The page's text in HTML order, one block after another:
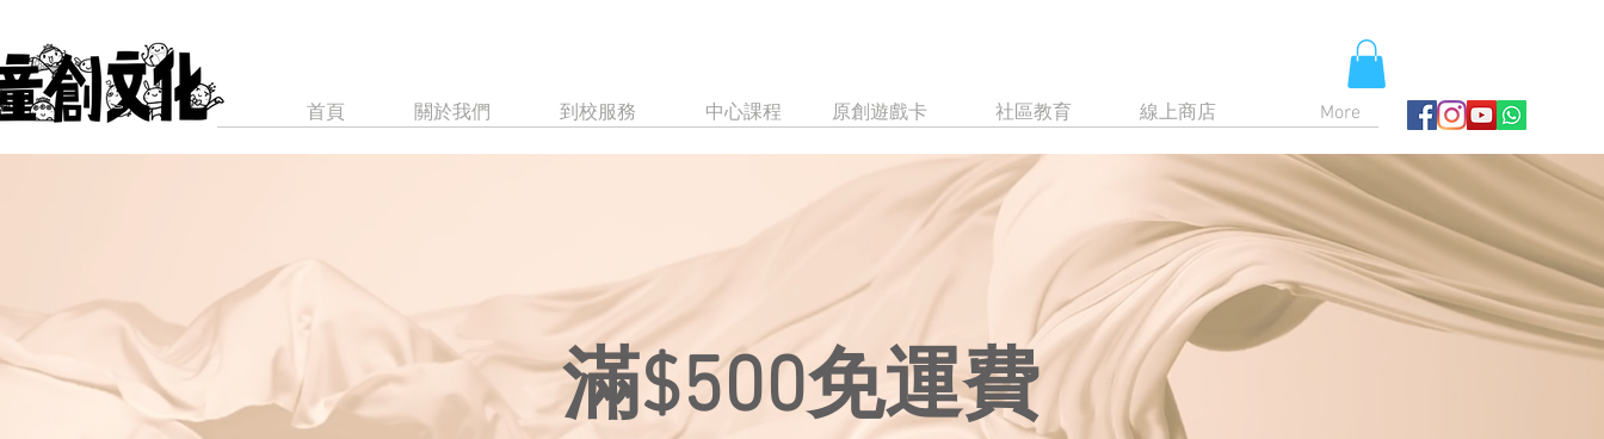
首頁 關於我們 到校服務 中心課程 原創遊戲卡 社區教育 線上商店 More
​滿$500免運費